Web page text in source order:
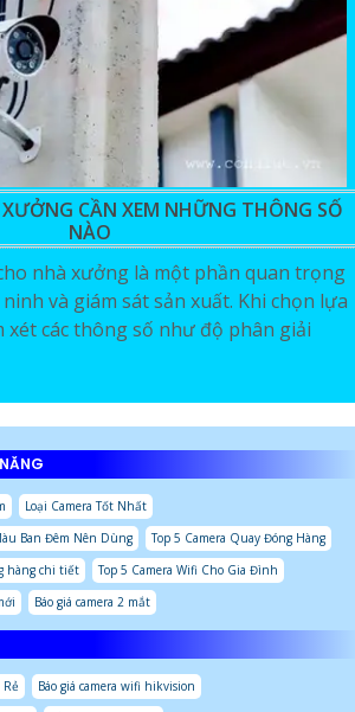
CẦN XEM NHỮNG THÔNG SỐ
NÀO
nhà xưởng là một phần quan trọng
và giám sát sản xuất. Khi chọn lựa
xét các thông số như độ phân giải
Loại Camera Tốt Nhất
Ban Đêm Nên Dùng
Top 5 Camera Quay Đóng Hàng
hàng chi tiết
Top 5 Camera Wifi Cho Gia Đình
Báo giá camera 2 mắt
Báo giá camera wifi hikvision